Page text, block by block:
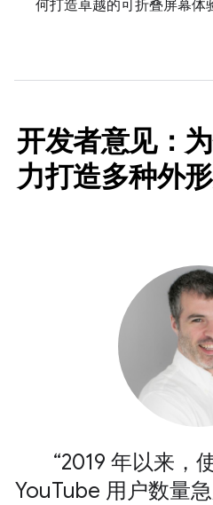
何打造卓越的可折叠屏幕体
开发者意见：
力打造多种外
“2019 年以来，
YouTube 用户数量